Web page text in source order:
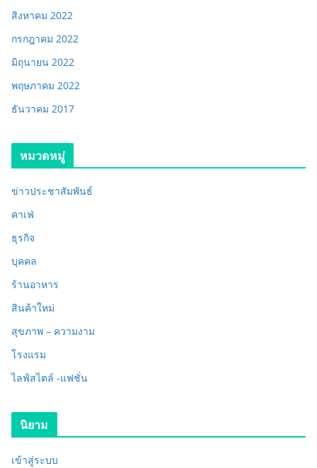
สิงหาคม 2022
กรกฎาคม 2022
มิถุนายน 2022
พฤษภาคม 2022
ธันวาคม 2017
หมวดหมู่
ข่าวประชาสัมพันธ์
คาเฟ่
ธุรกิจ
บุคคล
ร้านอาหาร
สินค้าใหม่
สุขภาพ – ความงาม
โรงแรม
ไลฟ์สไตล์ -แฟชั่น
นิยาม
เข้าสู่ระบบ